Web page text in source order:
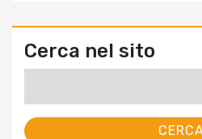
Cerca nel sito